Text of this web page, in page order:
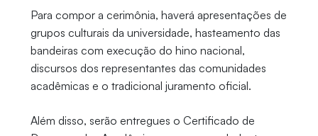
Para compor a cerimônia, haverá apresentações de
grupos culturais da universidade, hasteamento das
bandeiras com execução do hino nacional,
discursos dos representantes das comunidades
acadêmicas e o tradicional juramento oficial.
Além disso, serão entregues o Certificado de